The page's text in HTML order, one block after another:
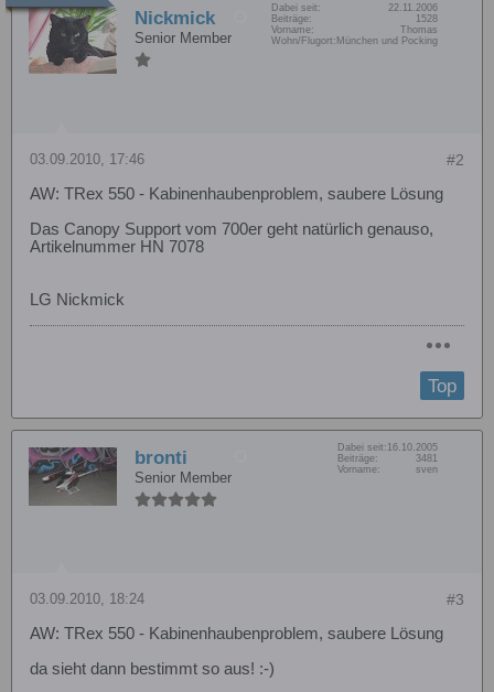
Nickmick
Senior Member
Dabei seit:
22.11.2006
Beiträge:
1528
Vorname:
Thomas
Wohn/Flugort: München und Pocking
#2
03.09.2010, 17:46
AW: TRex 550 - Kabinenhaubenproblem, saubere Lösung
Das Canopy Support vom 700er geht natürlich genauso,
Artikelnummer HN 7078
LG Nickmick
Top
bronti
Senior Member
Dabei seit: 16.10.2005
Beiträge:
3481
Vorname:
sven
#3
03.09.2010, 18:24
AW: TRex 550 - Kabinenhaubenproblem, saubere Lösung
da sieht dann bestimmt so aus! :-)